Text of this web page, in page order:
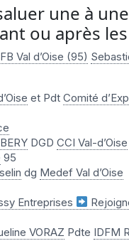
une à
ou après
Val d’Oise (95)
et Pdt Comité
DGD CCI Val-d’Oise
95
dg Medef Val d’Oise
Entreprises
VORAZ Pdte IDFM